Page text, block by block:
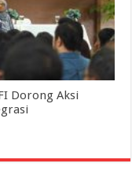
Dorong Aksi